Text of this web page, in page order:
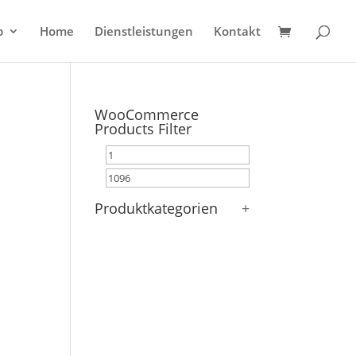
Home Dienstleistungen Kontakt
WooCommerce
Products Filter
Produktkategorien +